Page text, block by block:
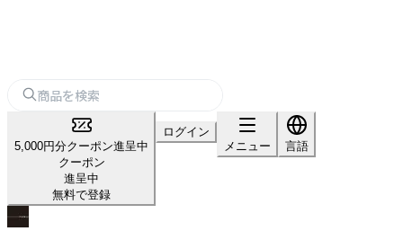
5,000円分クーポン進呈中
クーポン
進呈中
無料で登録
ログイン
メニュー
言語